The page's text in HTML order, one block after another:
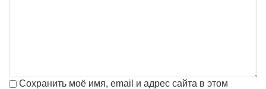
Сохранить моё имя, email и адрес сайта в этом